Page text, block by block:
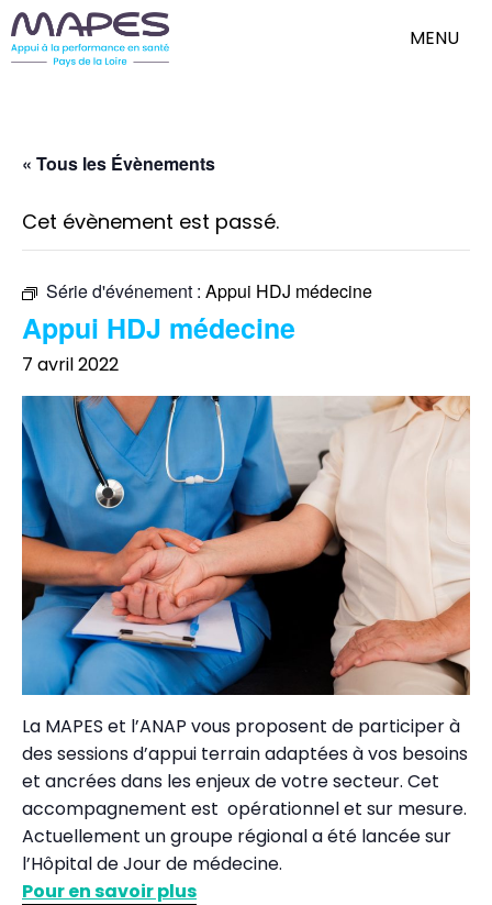
MENU
« Tous les Évènements
Cet évènement est passé.
Série d'événement : Appui HDJ médecine
Appui HDJ médecine
7 avril 2022
La MAPES et l’ANAP vous proposent de participer à
des sessions d’appui terrain adaptées à vos besoins
et ancrées dans les enjeux de votre secteur. Cet
accompagnement est opérationnel et sur mesure.
Actuellement un groupe régional a été lancée sur
l’Hôpital de Jour de médecine.
Pour en savoir plus